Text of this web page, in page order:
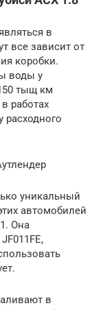
в
все зависит от
коробки.
воды у
тыщ км
работах
расходного
уникальный
автомобилей
Она
в